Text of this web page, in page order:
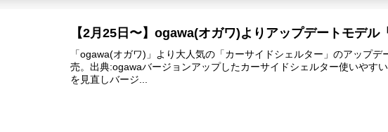
【2月25日〜】ogawa(オガワ)よりアップデートモデ
「ogawa(オガワ)」より大人気の「カーサイドシェルター」のアップ
売。出典:ogawaバージョンアップしたカーサイドシェルター使いやす
を見直しバージ...